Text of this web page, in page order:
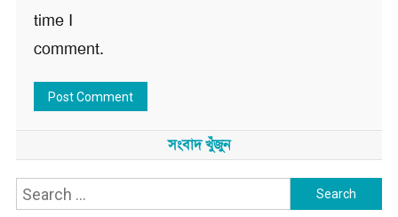
time I
comment.
সংবাদ খুঁজুন
Search